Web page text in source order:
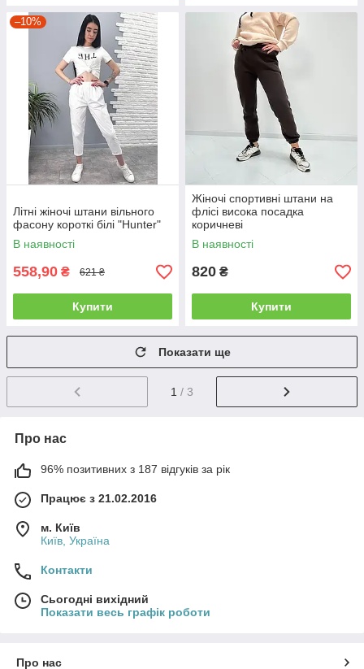
–10%
Літні жіночі штани вільного
фасону короткі білі "Hunter"
В наявності
558,90 ₴ 621 ₴
Купити
Жіночі спортивні штани на
флісі висока посадка
коричневі
В наявності
820 ₴
Купити
Показати ще
1 / 3
Про нас
96% позитивних з 187 відгуків за рік
Працює з 21.02.2016
м. Київ
Київ, Україна
Контакти
Сьогодні вихідний
Показати весь графік роботи
Про нас